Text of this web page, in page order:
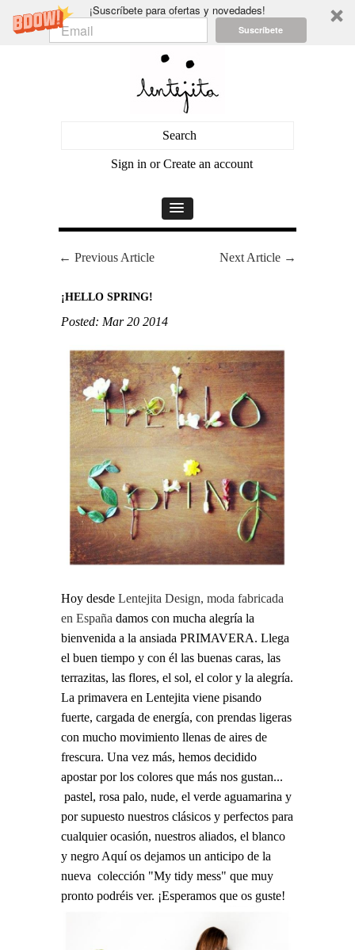
¡Suscríbete para ofertas y novedades!
Suscríbete
Sign in orCreate an account
← Previous Article Next Article →
¡HELLO SPRING!
Posted: Mar 20 2014
Hoy desde Lentejita Design, moda fabricada
en España damos con mucha alegría la
bienvenida a la ansiada PRIMAVERA. Llega
el buen tiempo y con él las buenas caras, las
terrazitas, las flores, el sol, el color y la alegría.
La primavera en Lentejita viene pisando
fuerte, cargada de energía, con prendas ligeras
con mucho movimiento llenas de aires de
frescura. Una vez más, hemos decidido
apostar por los colores que más nos gustan...
pastel, rosa palo, nude, el verde aguamarina y
por supuesto nuestros clásicos y perfectos para
cualquier ocasión, nuestros aliados, el blanco
y negro Aquí os dejamos un anticipo de la
nueva colección "My tidy mess" que muy
pronto podréis ver. ¡Esperamos que os guste!